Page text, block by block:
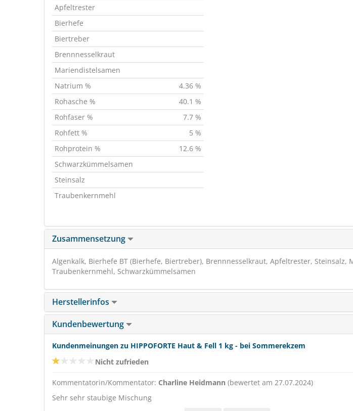
Apfeltrester
Bierhefe
Biertreber
Brennnesselkraut
Mariendistelsamen
Natrium %
4.36 %
Rohasche %
40.1 %
Rohfaser %
7.7 %
Rohfett %
5 %
Rohprotein %
12.6 %
Schwarzkümmelsamen
Steinsalz
Traubenkernmehl
Zusammensetzung
Algenkalk, Bierhefe BT (Bierhefe, Biertreber), Brennnesselkraut, Apfeltrester, Steinsalz,
Traubenkernmehl, Schwarzkümmelsamen
Herstellerinfos
Kundenbewertung
Kundenmeinungen zu HIPPOFORTE Haut & Fell 1 kg - bei Sommerekzem
Nicht zufrieden
Kommentatorin/Kommentator: Charline Heidmann (bewertet am 27.07.2024)
Sehr sehr staubige Mischung